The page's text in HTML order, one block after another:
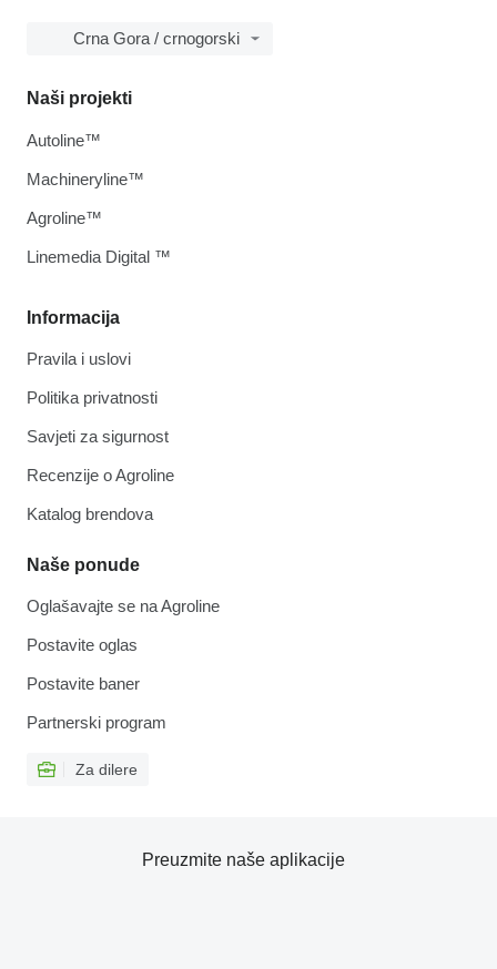
Crna Gora / crnogorski
Informacija
Pravila i uslovi
Politika privatnosti
Savjeti za sigurnost
Recenzije o Agroline
Katalog brendova
Naše ponude
Oglašavajte se na Agroline
Postavite oglas
Postavite baner
Partnerski program
Za dilere
Naši projekti
Autoline™
Machineryline™
Agroline™
Linemedia Digital ™
Preuzmite naše aplikacije